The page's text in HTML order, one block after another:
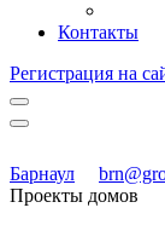
Контакты
Регистрация на
Барнаул
Проекты домов